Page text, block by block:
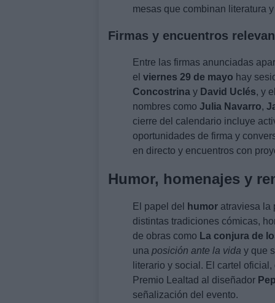
mesas que combinan literatura y
Firmas y encuentros
Entre las firmas anunciadas
el viernes 29 de mayo hay
Concostrina y David Uclés, y el
nombres como Julia Navarro,
cierre del calendario incluye
oportunidades de firma y
en directo y encuentros con
Humor, homenajes y
El papel del humor atraviesa la
distintas tradiciones cómicas,
de obras como La conjura de
una posición ante la vida y que
literario y social. El cartel
Premio Lealtad al diseñador
señalización del evento.